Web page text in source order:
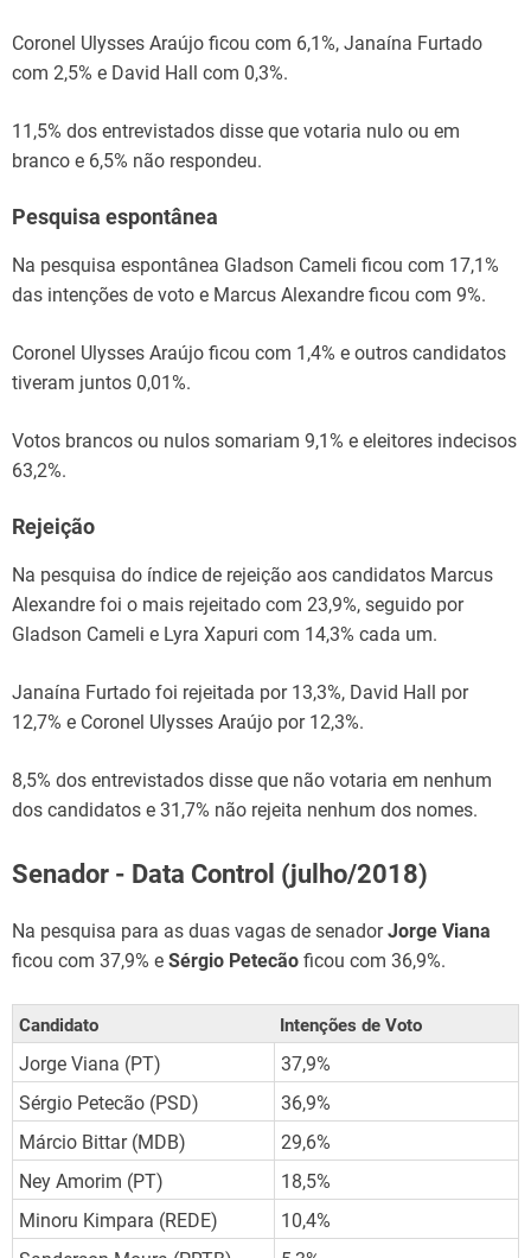
Coronel Ulysses Araújo ficou com 6,1%, Janaína Furtado
com 2,5% e David Hall com 0,3%.
11,5% dos entrevistados disse que votaria nulo ou em
branco e 6,5% não respondeu.
Pesquisa espontânea
Na pesquisa espontânea Gladson Cameli ficou com 17,1%
das intenções de voto e Marcus Alexandre ficou com 9%.
Coronel Ulysses Araújo ficou com 1,4% e outros candidatos
tiveram juntos 0,01%.
Votos brancos ou nulos somariam 9,1% e eleitores indecisos
63,2%.
Rejeição
Na pesquisa do índice de rejeição aos candidatos Marcus
Alexandre foi o mais rejeitado com 23,9%, seguido por
Gladson Cameli e Lyra Xapuri com 14,3% cada um.
Janaína Furtado foi rejeitada por 13,3%, David Hall por
12,7% e Coronel Ulysses Araújo por 12,3%.
8,5% dos entrevistados disse que não votaria em nenhum
dos candidatos e 31,7% não rejeita nenhum dos nomes.
Senador - Data Control (julho/2018)
Na pesquisa para as duas vagas de senadorJorge Viana
ficou com 37,9% e Sérgio Petecão ficou com 36,9%.
Candidato Intenções de Voto
Jorge Viana (PT)
37,9%
Sérgio Petecão (PSD)
36,9%
Márcio Bittar (MDB)
29,6%
Ney Amorim (PT)
18,5%
Minoru Kimpara (REDE)
10,4%